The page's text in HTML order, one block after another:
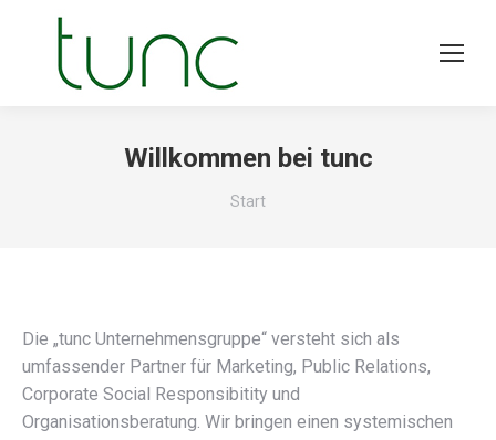
Willkommen bei tunc
Sie befinden sich hier:
Start
Die „tunc Unternehmensgruppe“ versteht sich als
umfassender Partner für Marketing, Public Relations,
Corporate Social Responsibitity und
Organisationsberatung. Wir bringen einen systemischen